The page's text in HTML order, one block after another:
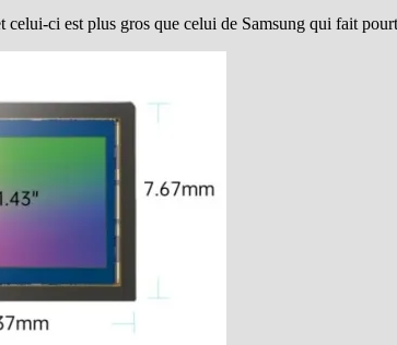
ci est plus gros que celui de Samsung qui fait